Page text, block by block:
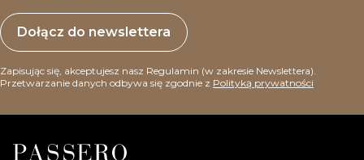
Dołącz do newslettera
Zapisując się, akceptujesz nasz Regulamin (w zakresie Newslettera).
Przetwarzanie danych odbywa się zgodnie z Polityką prywatności